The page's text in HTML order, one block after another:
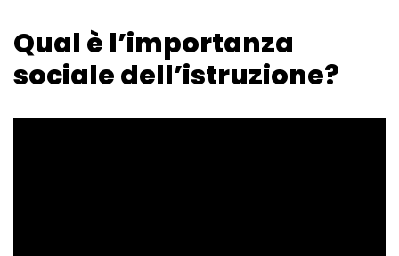
Qual è l’importanza
sociale dell’istruzione?